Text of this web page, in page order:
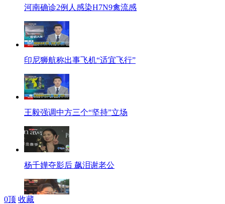
河南确诊2例人感染H7N9禽流感
印尼狮航称出事飞机“适宜飞行”
王毅强调中方三个“坚持”立场
杨千嬅夺影后 飙泪谢老公
0顶 收藏